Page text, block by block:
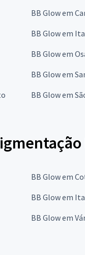
BB Glow em
BB Glow em
BB Glow em
BB Glow em
BB Glow em
BB Glow em
BB Glow em
BB Glow em